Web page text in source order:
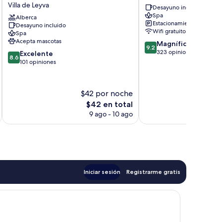
Bosque
de
la
Villa
Villa
de
Leyva
Villa de Leyva
Alberca
Desayuno incluido
Spa
Acepta mascotas
8.6
de
8.6 Excelente
101 opiniones
$42 por noche
El
precio
$42 en total
9 ago - 10 ago
Centro
histórico
de
Villa
de
Leyva
Desayuno incluido
Spa
Estacionamiento gratis
Wifi gratuito
9.2
de
9.2 Magnífico
323 opiniones
Iniciar sesión Registrarme gratis